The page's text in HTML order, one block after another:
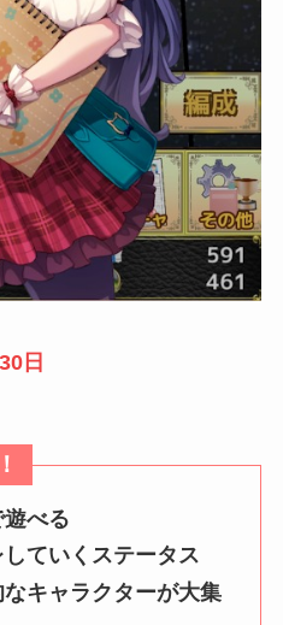
日
べる
ていくステータス
キャラクターが大集